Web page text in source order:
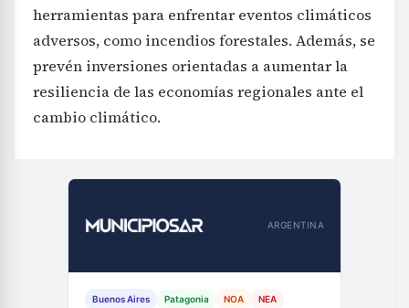
herramientas para enfrentar eventos climáticos
adversos, como incendios forestales. Además, se
prevén inversiones orientadas a aumentar la
resiliencia de las economías regionales ante el
cambio climático.
ARGENTINA
Buenos Aires Patagonia NOA NEA